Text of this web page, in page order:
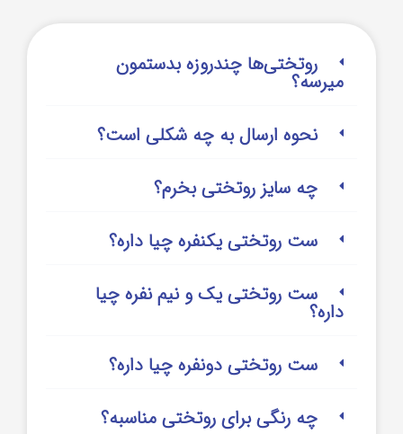
روتختی‌‌ها چندروزه بدستمون
میرسه؟
نحوه ارسال به چه شکلی است؟
چه سایز روتختی بخرم؟
ست روتختی یکنفره چیا داره؟
ست روتختی یک و نیم نفره چیا
داره؟
ست روتختی دونفره چیا داره؟
چه رنگی برای روتختی مناسبه؟